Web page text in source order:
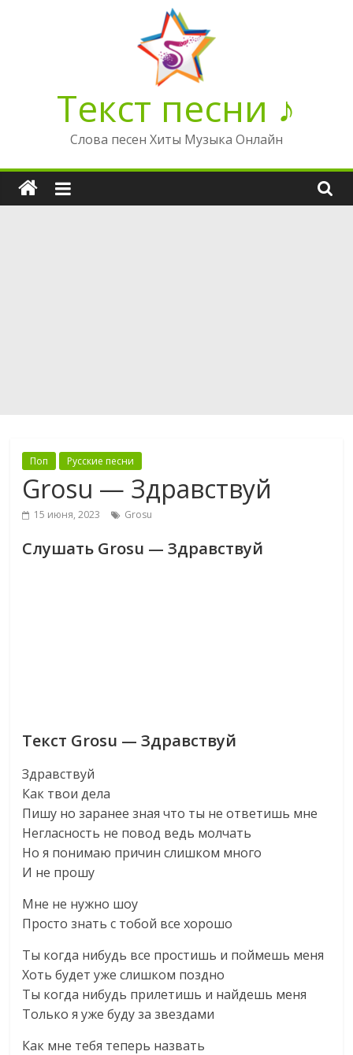
Текст песни ♪
Слова песен Хиты Музыка Онлайн
Поп Русские песни
Grosu — Здравствуй
15 июня, 2023 Grosu
Слушать Grosu — Здравствуй
Текст Grosu — Здравствуй
Здравствуй
Как твои дела
Пишу но заранее зная что ты не ответишь мне
Негласность не повод ведь молчать
Но я понимаю причин слишком много
И не прошу
Мне не нужно шоу
Просто знать с тобой все хорошо
Ты когда нибудь все простишь и поймешь меня
Хоть будет уже слишком поздно
Ты когда нибудь прилетишь и найдешь меня
Только я уже буду за звездами
Как мне тебя теперь назвать